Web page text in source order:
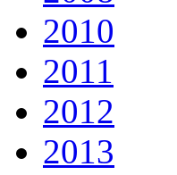
2010
2011
2012
2013